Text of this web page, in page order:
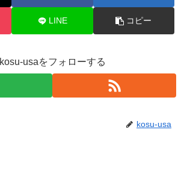
LINE コピー
kosu-usaをフォローする
kosu-usa